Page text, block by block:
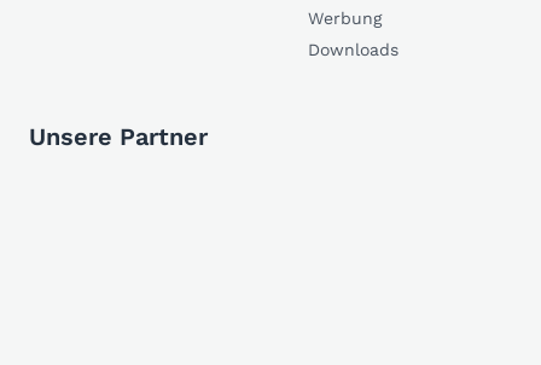
Werbung
Downloads
Unsere Partner